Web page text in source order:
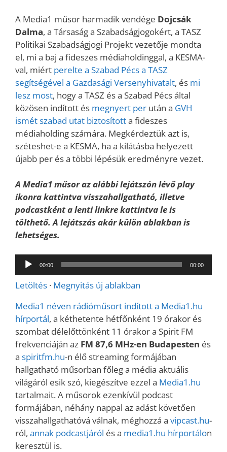
A Media1 műsor harmadik vendége Dojcsák
Dalma, a Társaság a Szabadságjogokért, a TASZ
Politikai Szabadságjogi Projekt vezetője mondta
el, mi a baj a fideszes médiaholdinggal, a KESMA-
val, miért perelte a Szabad Pécs a TASZ
segítségével a Gazdasági Versenyhivatalt, és mi
lesz most, hogy a TASZ és a Szabad Pécs által
közösen indított és megnyert per után a GVH
ismét szabad utat biztosította fideszes
médiaholding számára. Megkérdeztük azt is,
széteshet-e a KESMA, ha a kilátásba helyezett
újabb per és a többi lépésük eredményre vezet.
A Media1 műsor az alábbi lejátszón lévő play
ikonra kattintva visszahallgatható, illetve
podcastként a lenti linkre kattintva le is
tölthető. A lejátszás akár külön ablakban is
lehetséges.
Audió
lejátszó
00:00 00:00
Letöltés · Megnyitás új ablakban
Media1 néven rádióműsort indított a Media1.hu
hírportál, a kéthetente hétfőnként 19 órakor és
szombat délelőttönként 11 órakor a Spirit FM
frekvenciáján az FM 87,6 MHz-en Budapesten és
a spiritfm.hu-n élő streaming formájában
hallgatható műsorban főleg a média aktuális
világáról esik szó, kiegészítve ezzel a Media1.hu
tartalmait. A műsorok ezenkívül podcast
formájában, néhány nappal az adást követően
visszahallgathatóvá válnak, méghozzá a vipcast.hu-
ról, annak podcastjáról és a media1.hu hírportálon
keresztül is.